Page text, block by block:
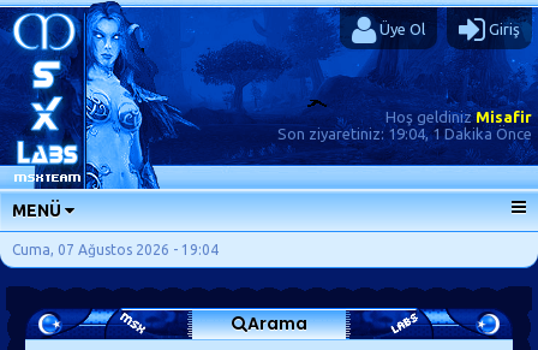
Üye Ol Giriş
Hoş geldinizMisafir
Son ziyaretiniz: 19:04, 1 Dakika Önce
MENÜ
ANA SAYFA
FORUMLAR
SORU-CEVAP
Cuma, 07 Ağustos 2026 - 19:04
Arama